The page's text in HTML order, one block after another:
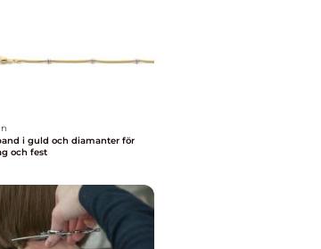
i guld och diamanter för
och fest